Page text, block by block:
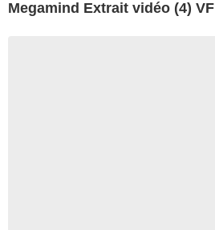
Megamind Extrait vidéo (4) VF